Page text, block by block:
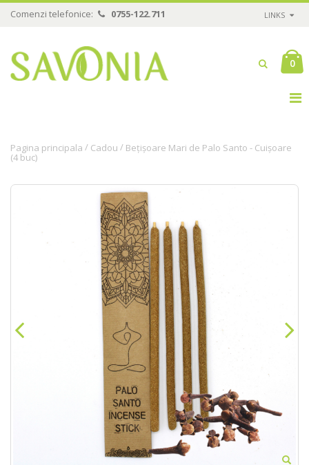
Comenzi telefonice: 0755-122.711 LINKS
0
Pagina principala / Cadou / Bețișoare Mari de Palo Santo - Cuișoare
(4 buc)